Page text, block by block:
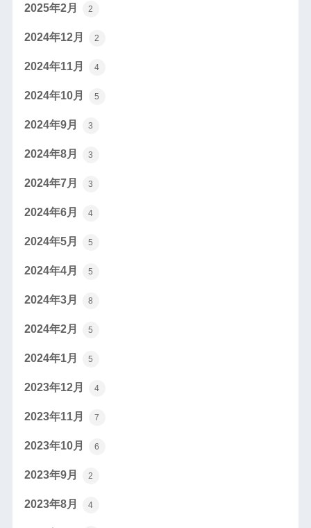
2025年2月 2
2024年12月 2
2024年11月 4
2024年10月 5
2024年9月 3
2024年8月 3
2024年7月 3
2024年6月 4
2024年5月 5
2024年4月 5
2024年3月 8
2024年2月 5
2024年1月 5
2023年12月 4
2023年11月 7
2023年10月 6
2023年9月 2
2023年8月 4